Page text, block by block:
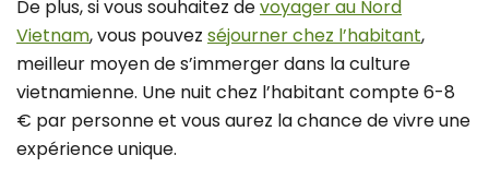
De plus, si vous souhaitez devoyager au Nord
Vietnam, vous pouvez séjourner chez l’habitant,
meilleur moyen de s’immerger dans la culture
vietnamienne. Une nuit chez l’habitant compte 6-8
€ par personne et vous aurez la chance de vivre une
expérience unique.